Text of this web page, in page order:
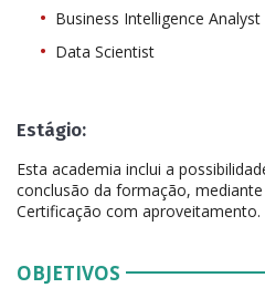
Business Intelligence Analyst
Data Scientist
Estágio:
Esta academia inclui a
conclusão da formação,
Certificação com aproveitamento.
OBJETIVOS